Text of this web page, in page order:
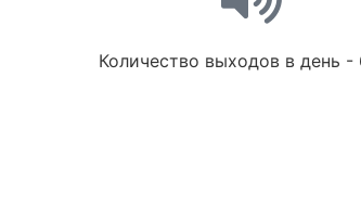
Количество выходов в день -